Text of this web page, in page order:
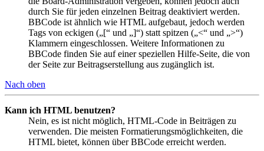
durch Sie für jeden einzelnen Beitrag deaktiviert werden.
BBCode ist ähnlich wie HTML aufgebaut, jedoch werden
Tags von eckigen („[“ und „]“) statt spitzen („<“ und „>“)
Klammern eingeschlossen. Weitere Informationen zu
BBCode finden Sie auf einer speziellen Hilfe-Seite, die von
der Seite zur Beitragserstellung aus zugänglich ist.
Nach oben
Kann ich HTML benutzen?
Nein, es ist nicht möglich, HTML-Code in Beiträgen zu
verwenden. Die meisten Formatierungsmöglichkeiten, die
HTML bietet, können über BBCode erreicht werden.